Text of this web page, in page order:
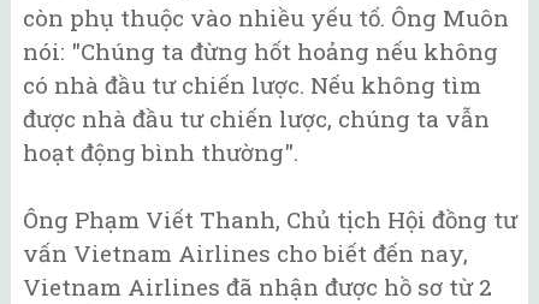
còn phụ thuộc vào nhiều yếu tố. Ông Muôn
nói: "Chúng ta đừng hốt hoảng nếu không
có nhà đầu tư chiến lược. Nếu không tìm
được nhà đầu tư chiến lược, chúng ta vẫn
hoạt động bình thường".
Ông Phạm Viết Thanh, Chủ tịch Hội đồng tư
vấn Vietnam Airlines cho biết đến nay,
Vietnam Airlines đã nhận được hồ sơ từ 2